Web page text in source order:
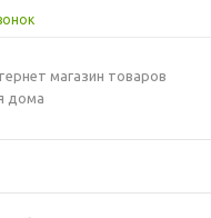
магазин товаров
дома